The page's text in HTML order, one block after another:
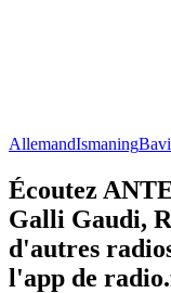
AllemandIsmaning
Écoutez
Galli Gaudi,
d'autres
l'app de